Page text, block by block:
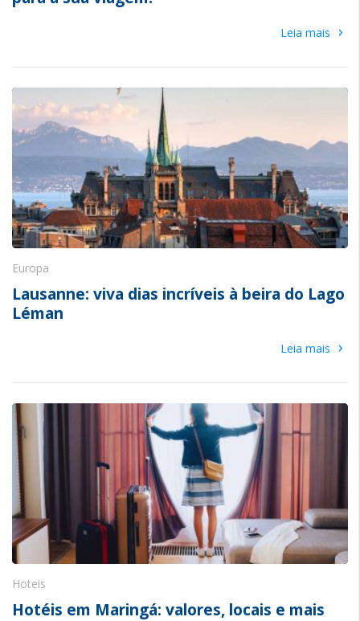
Leia mais ›
Europa
Lausanne: viva dias incríveis à beira do Lago
Léman
Leia mais ›
Hoteis
Hotéis em Maringá: valores, locais e mais